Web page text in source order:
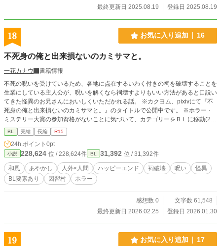
最終更新日 2025.08.19
登録日 2025.08.19
18 お気に入り追加 16
不死身の俺と出来損ないのカミサマと。
一花カナウ
書籍情報
不死の呪いを受けているため、各地に点在するいわく付きの祠を破壊することを
生業にしている主人公が、呪いを解くなら祠壊すよりもいい方法があると口説い
てきた怪異のお兄さんにおいしくいただかれる話。 ※カクヨム、pixivにて『不
死身の俺と出来損ないのカミサマと。』のタイトルで公開中です。 ※ホラー・
ミステリー大賞の参加資格がないことに気づいて、カテゴリーをＢＬに移動(20
26/02/01)しましたが、わりとホラー要素もガッツリあるタイプのＢＬです。
BL 完結 長編 R15
24h.ポイント 0pt
小説 228,624 位 / 228,624件 BL 31,392 位 / 31,392件
和風 あやかし 人外×人間 ハッピーエンド 祠破壊 呪い
怪異
BL要素あり
因習村 ホラー
感想数 0
文字数 61,548
最終更新日 2026.02.25
登録日 2026.01.30
19 お気に入り追加 17